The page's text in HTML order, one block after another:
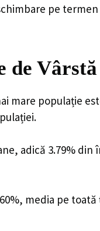
pe
de Vârstă
mare populație
adică 3.79% din
media pe